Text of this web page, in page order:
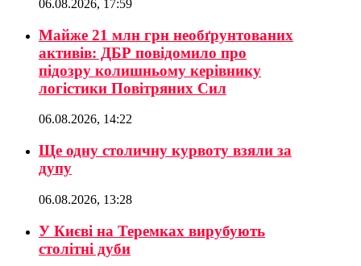
06.08.2026, 17:59
Майже 21 млн грн необґрунтованих
активів: ДБР повідомило про
підозру колишньому керівнику
логістики Повітряних Сил
06.08.2026, 14:22
Ще одну столичну курвоту взяли за
дупу
06.08.2026, 13:28
У Києві на Теремках вирубують
столітні дуби